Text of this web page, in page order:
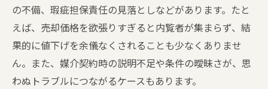
の不備、瑕疵担保責任の見落としなどがあります。たと
えば、売却価格を欲張りすぎると内覧者が集まらず、結
果的に値下げを余儀なくされることも少なくありませ
ん。また、媒介契約時の説明不足や条件の曖昧さが、思
わぬトラブルにつながるケースもあります。